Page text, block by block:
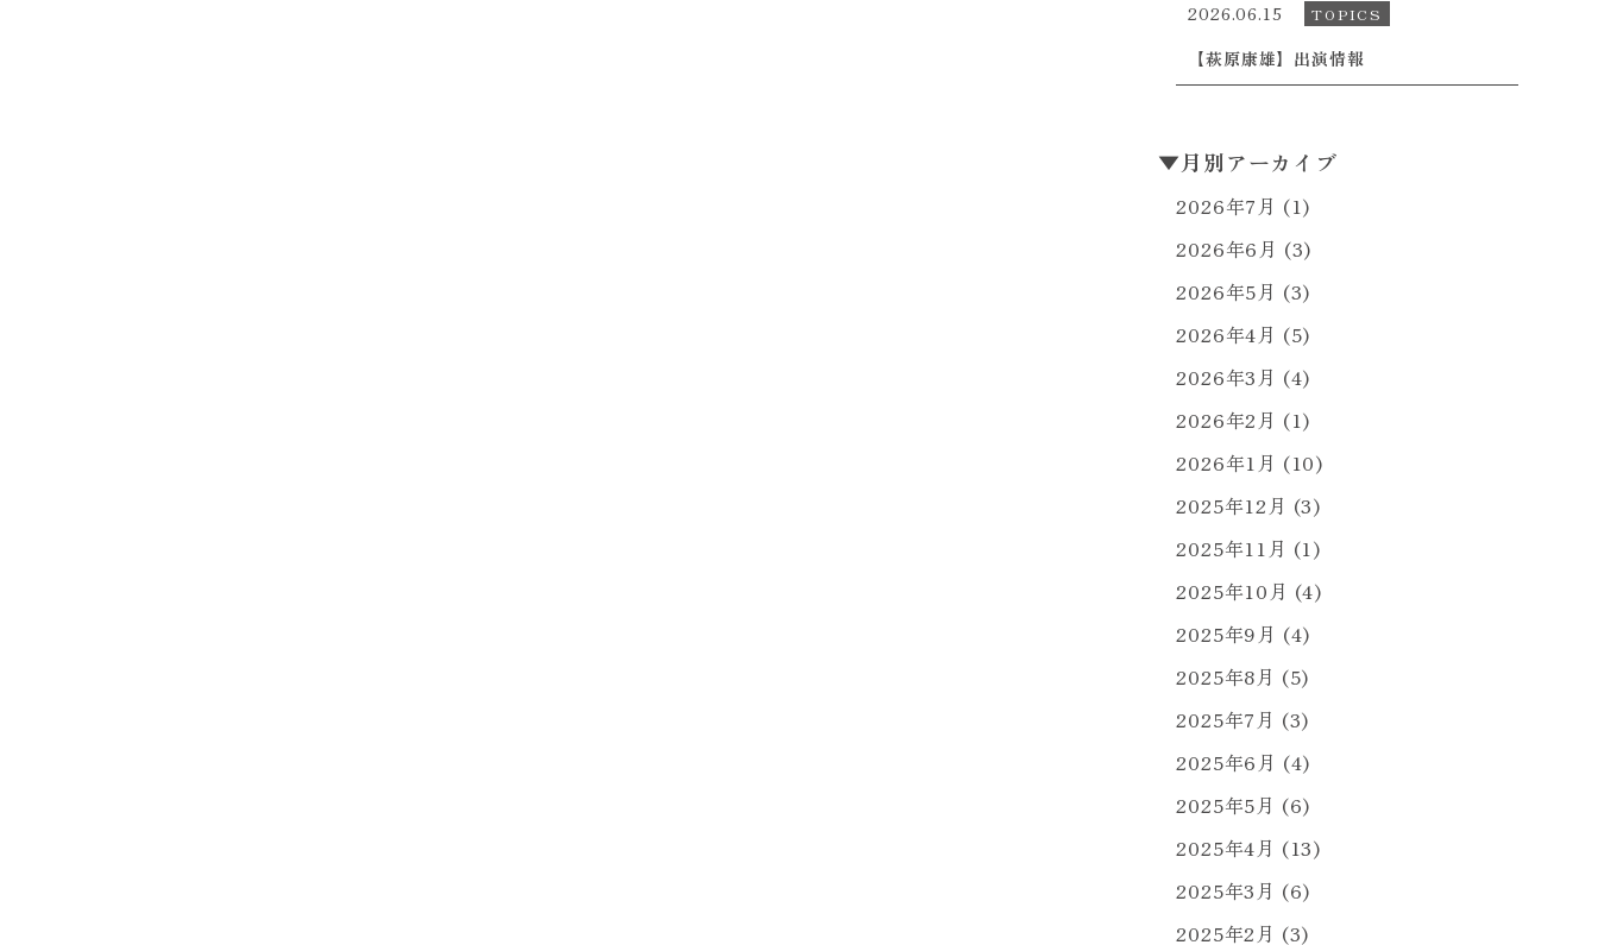
2026.06.15 TOPICS
【萩原康雄】出演情報
▼月別アーカイブ
2026年7月 (1)
2026年6月 (3)
2026年5月 (3)
2026年4月 (5)
2026年3月 (4)
2026年2月 (1)
2026年1月 (10)
2025年12月 (3)
2025年11月 (1)
2025年10月 (4)
2025年9月 (4)
2025年8月 (5)
2025年7月 (3)
2025年6月 (4)
2025年5月 (6)
2025年4月 (13)
2025年3月 (6)
2025年2月 (3)